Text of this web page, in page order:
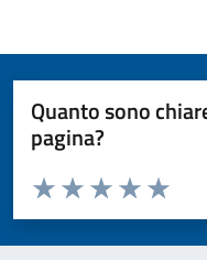
Quanto sono
pagina?
Valuta da 1 a 5 stelle la
Valuta
Valuta 4
Valuta 3 stelle
Valuta 2 stelle su 5
Valuta 1 stelle su 5